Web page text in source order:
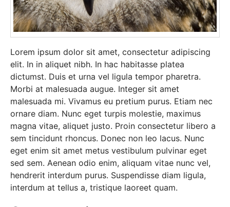
Lorem ipsum dolor sit amet, consectetur adipiscing
elit. In in aliquet nibh. In hac habitasse platea
dictumst. Duis et urna vel ligula tempor pharetra.
Morbi at malesuada augue. Integer sit amet
malesuada mi. Vivamus eu pretium purus. Etiam nec
ornare diam. Nunc eget turpis molestie, maximus
magna vitae, aliquet justo. Proin consectetur libero a
sem tincidunt rhoncus. Donec non leo lacus. Nunc
eget enim sit amet metus vestibulum pulvinar eget
sed sem. Aenean odio enim, aliquam vitae nunc vel,
hendrerit interdum purus. Suspendisse diam ligula,
interdum at tellus a, tristique laoreet quam.